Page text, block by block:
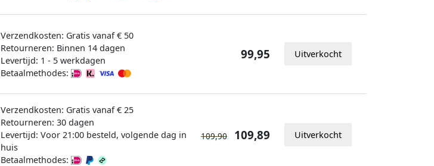
Verzendkosten: Gratis vanaf € 50
Retourneren: Binnen 14 dagen
Levertijd: 1 - 5 werkdagen
Betaalmethodes:
99,95 Uitverkocht
Verzendkosten: Gratis vanaf € 25
Retourneren: 30 dagen
Levertijd: Voor 21:00 besteld, volgende dag in
huis
Betaalmethodes:
109,90 109,89 Uitverkocht